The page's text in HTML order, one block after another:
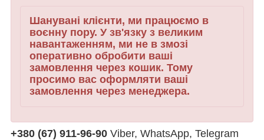
Шанувані клієнти, ми працюємо в
воєнну пору. У зв'язку з великим
навантаженням, ми не в змозі
оперативно обробити ваші
замовлення через кошик. Тому
просимо вас оформляти ваші
замовлення через менеджера.
+380 (67) 911-96-90 Viber, WhatsApp, Telegram